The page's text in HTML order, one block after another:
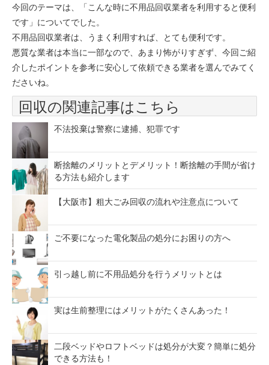
今回のテーマは、「こんな時に不用品回収業者を利用すると便利
です」についてでした。
不用品回収業者は、うまく利用すれば、とても便利です。
悪質な業者は本当に一部なので、あまり怖がりすぎず、今回ご紹
介したポイントを参考に安心して依頼できる業者を選んでみてく
ださいね。
回収の関連記事はこちら
不法投棄は警察に逮捕、犯罪です
断捨離のメリットとデメリット！断捨離の手間が省け
る方法も紹介します
【大阪市】粗大ごみ回収の流れや注意点について
ご不要になった電化製品の処分にお困りの方へ
引っ越し前に不用品処分を行うメリットとは
実は生前整理にはメリットがたくさんあった！
二段ベッドやロフトベッドは処分が大変？簡単に処分
できる方法も！